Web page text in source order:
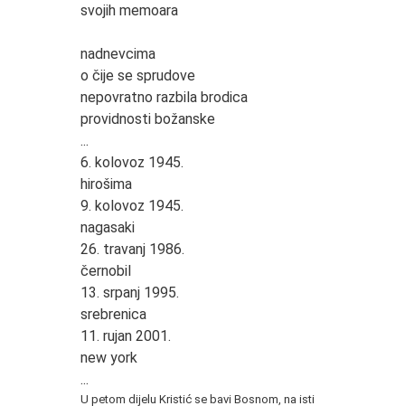
svojih memoara
nadnevcima
o čije se sprudove
nepovratno razbila brodica
providnosti božanske
...
6. kolovoz 1945.
hirošima
9. kolovoz 1945.
nagasaki
26. travanj 1986.
černobil
13. srpanj 1995.
srebrenica
11. rujan 2001.
new york
...
U petom dijelu Kristić se bavi Bosnom, na isti